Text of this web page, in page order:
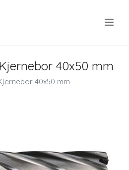
40x50 mm
40x50 mm